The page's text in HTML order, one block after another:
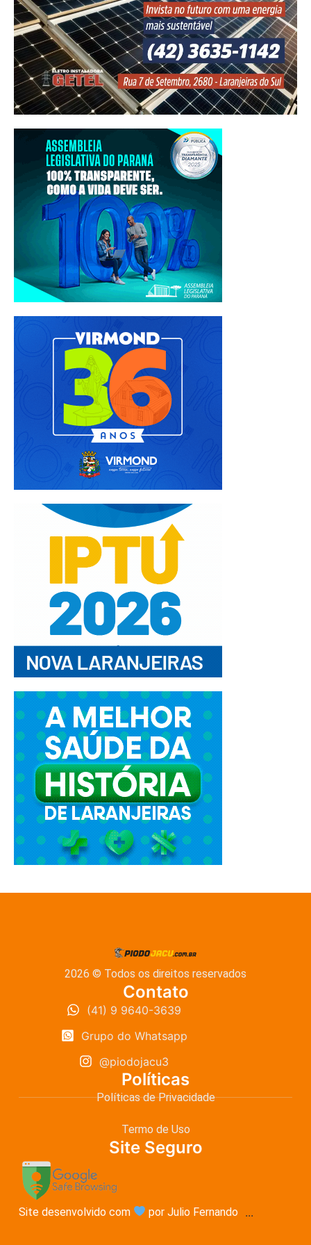
2026 © Todos os direitos reservados
Contato
(41) 9 9640-3639
Grupo do Whatsapp
@piodojacu3
Políticas
Políticas de Privacidade
Termo de Uso
Site Seguro
Site desenvolvido com por Julio Fernando ...